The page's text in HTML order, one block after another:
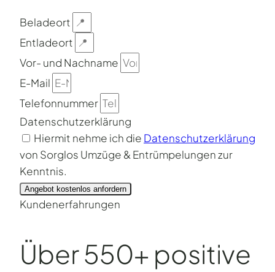
Beladeort
Entladeort
Vor- und Nachname
E-Mail
Telefonnummer
Datenschutzerklärung
Hiermit nehme ich die Datenschutzerklärung
von Sorglos Umzüge & Entrümpelungen zur
Kenntnis.
Angebot kostenlos anfordern
Kundenerfahrungen
Über 550+ positive